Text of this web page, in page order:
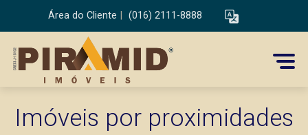
Área do Cliente (016) 2111-8888
Imóveis por proximidades